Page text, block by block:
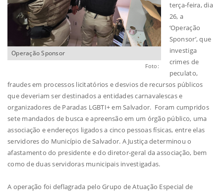
Operação Sponsor
Foto:
terça-feira, dia
26, a
‘Operação
Sponsor’, que
investiga
crimes de
peculato,
fraudes em processos licitatórios e desvios de recursos públicos
que deveriam ser destinados a entidades carnavalescas e
organizadores de Paradas LGBTI+ em Salvador. Foram cumpridos
sete mandados de busca e apreensão em um órgão público, uma
associação e endereços ligados a cinco pessoas físicas, entre elas
servidores do Município de Salvador. A Justiça determinou o
afastamento do presidente e do diretor-geral da associação, bem
como de duas servidoras municipais investigadas.
A operação foi deflagrada pelo Grupo de Atuação Especial de